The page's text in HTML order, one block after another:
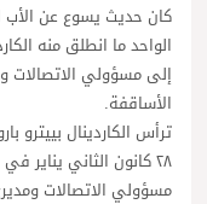
كان حديث يسوع عن الأب
الواحد ما انطلق منه
إلى مسؤولي الاتصالات
الأساقفة.
ترأس الكاردينال بييترو
٢٨ كانون الثاني
مسؤولي الاتصالات